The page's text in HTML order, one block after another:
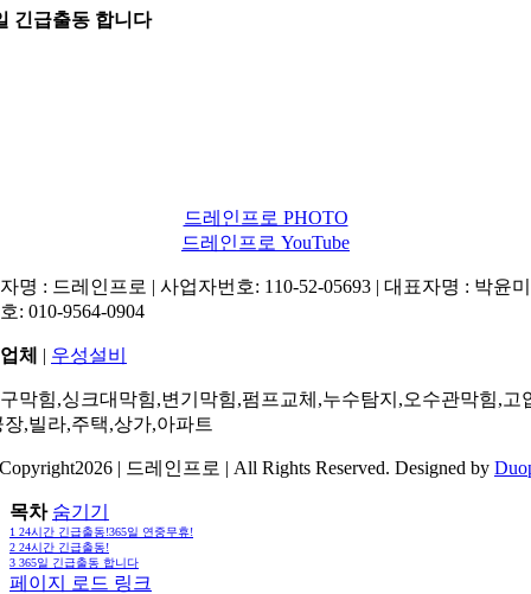
긴급출동 합니다
드레인프로 PHOTO
드레인프로 YouTube
명 : 드레인프로 | 사업자번호: 110-52-05693 | 대표자명 : 박윤
: 010-9564-0904
체 | 우성설비
막힘,싱크대막힘,변기막힘,펌프교체,누수탐지,오수관막힘,고
장,빌라,주택,상가,아파트
| 드레인프로 | All Rights Reserved. Designed by
목차 숨기기
1 24시간 긴급출동!365일 연중무휴!
2 24시간 긴급출동!
3 365일 긴급출동 합니다
페이지 로드 링크